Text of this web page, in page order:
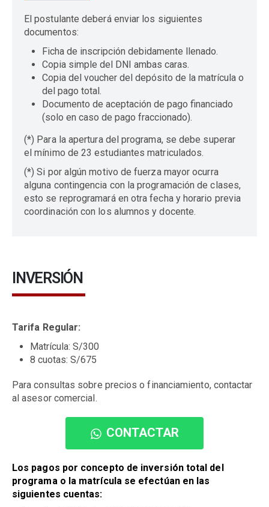
El postulante deberá enviar los siguientes
documentos:
Ficha de inscripción debidamente llenado.
Copia simple del DNI ambas caras.
Copia del voucher del depósito de la matrícula o
del pago total.
Documento de aceptación de pago financiado
(solo en caso de pago fraccionado).
(*) Para la apertura del programa, se debe superar
el mínimo de 23 estudiantes matriculados.
(*) Si por algún motivo de fuerza mayor ocurra
alguna contingencia con la programación de clases,
esto se reprogramará en otra fecha y horario previa
coordinación con los alumnos y docente.
INVERSIÓN
Tarifa Regular:
Matrícula: S/300
8 cuotas: S/675
Para consultas sobre precios o financiamiento, contactar
al asesor comercial.
CONTACTAR
Los pagos por concepto de inversión total del
programa o la matrícula se efectúan en las
siguientes cuentas: